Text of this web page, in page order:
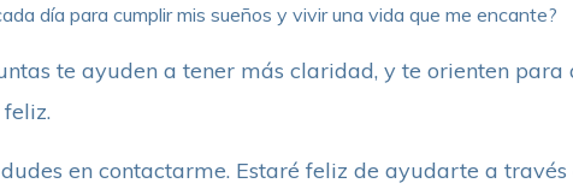
día para cumplir mis sueños y vivir una vida que me encante?
te ayuden a tener más claridad, y te orienten para
en contactarme. Estaré feliz de ayudarte a través